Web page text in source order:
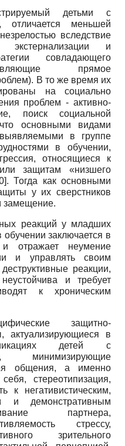
детьми с
отличается меньшей
вследствие
экстернализации и
совладающего
прямое
В то же время их
на социально
проблем - активно-
поиск социальной
основными видами
в группе
в обучении,
относящиеся к
защитам «низшего
]. Тогда как основными
у их сверстников
замещение.
реакций у младших
заключается в
отражает неумение
и управлять своим
реакции,
и требует
к хроническим
защитно-
актуализирующиеся в
детей с
минимизирующие
общения, а именно
стереотипизация,
к негативистическим,
и демонстративным
партнера,
стрессу,
зрительного